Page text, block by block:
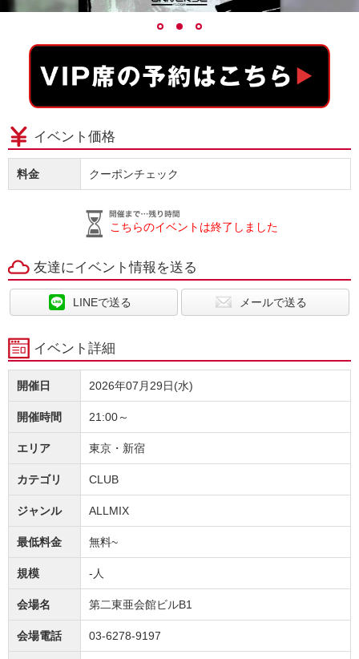
イベント価格
料金 クーポンチェック
こちらのイベントは終了しました
友達にイベント情報を送る
LINEで送る メールで送る
イベント詳細
開催日 2026年07月29日(水)
開催時間 21:00～
エリア 東京・新宿
カテゴリ CLUB
ジャンル ALLMIX
最低料金 無料~
規模 -人
会場名 第二東亜会館ビルB1
会場電話 03-6278-9197